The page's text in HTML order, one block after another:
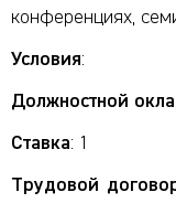
конференциях,
Условия:
Должностной
Ставка: 1
Трудовой